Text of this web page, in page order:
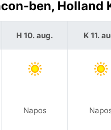
ben,
H 10. aug.
Napos
K 11.